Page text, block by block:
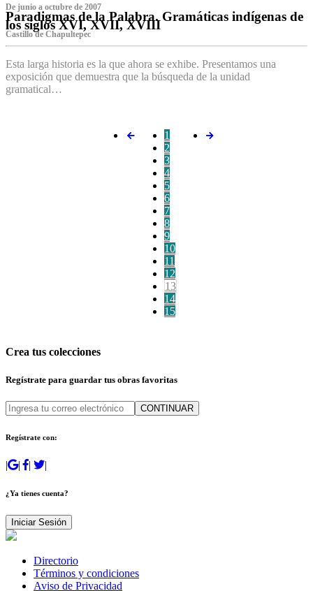
De junio a octubre de 2007
Paradigmas de la Palabra. Gramáticas indígenas de
los siglos XVI, XVII, XVIII
Castillo de Chapultepec
Esta larga historia es la que ahora se exhibe. Presentamos una
exposición que demuestra que la búsqueda de la unidad
gramatical…
1
2
3
4
5
6
7
8
9
10
11
12
13
14
15
Crea tus colecciones
Regístrate para guardar tus obras favoritas
CONTINUAR
Regístrate con:
| | | |
¿Ya tienes cuenta?
Iniciar Sesión
Directorio
Términos y condiciones
Aviso de Privacidad